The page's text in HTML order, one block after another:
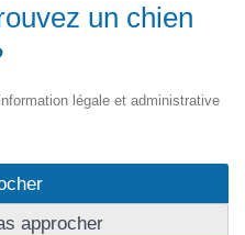
un chien
légale et administrative
approcher